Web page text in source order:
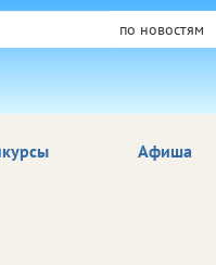
по новостям
Афиша